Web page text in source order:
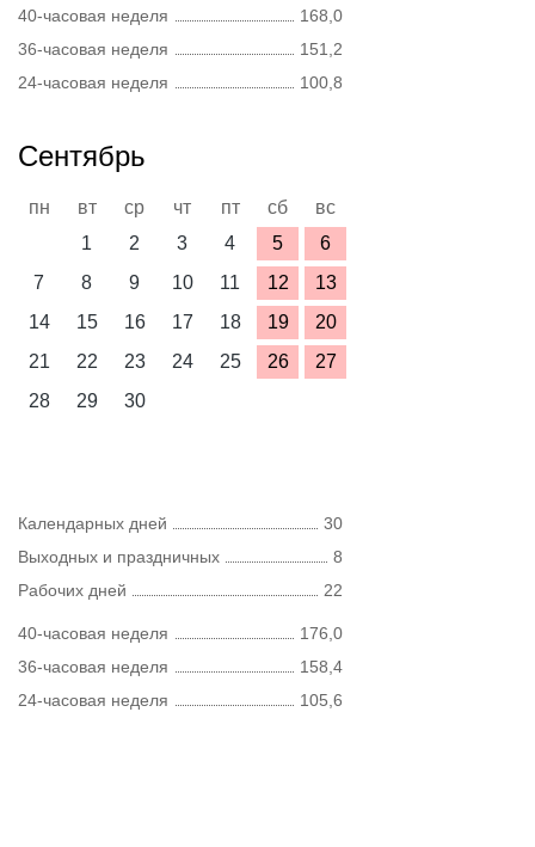
40-часовая неделя
168,0
36-часовая неделя
151,2
24-часовая неделя
100,8
Сентябрь
пн вт ср чт пт сб
вс
1
2 3 4 5
6
7
8 9 10 11 12
13
14
15 16 17 18 19
20
21
22 23 24 25 26
27
28
29 30
Календарных дней
30
Выходных и праздничных
8
Рабочих дней
22
40-часовая неделя
176,0
36-часовая неделя
158,4
24-часовая неделя
105,6